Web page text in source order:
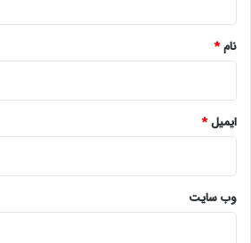
نام*
ایمیل*
وب‌ سایت